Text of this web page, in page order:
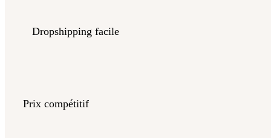
Dropshipping facile
Prix compétitif